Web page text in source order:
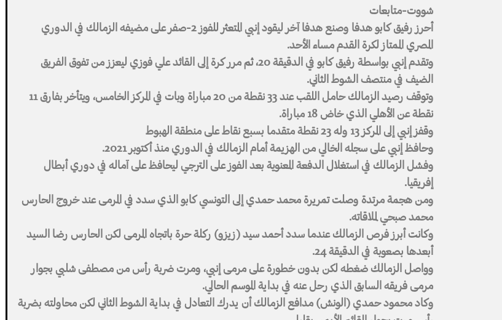
شووت-متابعات
أحرز رفيق كابو هدفا وصنع هدفا آخر ليقود إنبي المتعثر للفوز 2-صفر على مضيفه الزمالك في الدوري
المصري الممتاز لكرة القدم مساء الأحد.
وتقدم إنبي بواسطة رفيق كابو في الدقيقة 20، ثم مرر كرة إلى القائد علي فوزي ليعزز من تفوق الفريق
الضيف في منتصف الشوط الثاني.
وتوقف رصيد الزمالك حامل اللقب عند 33 نقطة من 20 مباراة وبات في المركز الخامس، ويتأخر بفارق 11
نقطة عن الأهلي الذي خاض 18 مباراة.
وقفز إنبي إلى المركز 13 وله 23 نقطة متقدما بسبع نقاط على منطقة الهبوط
وحافظ إنبي على سجله الخالي من الهزيمة أمام الزمالك في الدوري منذ أكتوبر 2021.
وفشل الزمالك في استغلال الدفعة المعنوية بعد الفوز على الترجي ليحافظ على آماله في دوري أبطال
إفريقيا.
ومن هجمة مرتدة وصلت تمريرة محمد حمدي إلى التونسي كابو الذي سدد في المرمى عند خروج الحارس
محمد صبحي لملاقاته.
وكانت أبرز فرص الزمالك عندما سدد أحمد سيد (زيزو) ركلة حرة باتجاه المرمى لكن الحارس رضا السيد
أبعدها بصعوبة في الدقيقة 24.
وواصل الزمالك ضغطه لكن بدون خطورة على مرمى إنبي، ومرت ضربة رأس من مصطفى شلبي بجوار
مرمى فريقه السابق الذي رحل عنه في بداية الموسم الحالي.
وكاد محمود حمدي (الونش) مدافع الزمالك أن يدرك التعادل في بداية الشوط الثاني لكن محاولته بضربة